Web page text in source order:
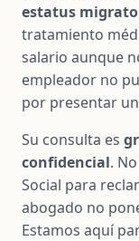
estatus
tratamiento
salario aunque
empleador no
por presentar
Su consulta es
confidencial.
Social para
abogado no
Estamos aquí